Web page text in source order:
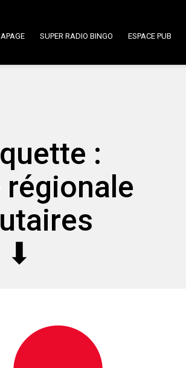
SUPER RADIO BINGO ESPACE PUB
:
régionale
⬇